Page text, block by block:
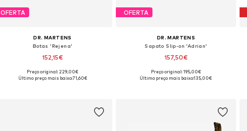
OFERTA
DR. MARTENS
Botas 'Rejena'
152,15€
Disponível em vários tamanhos
Preço original: 229,00€
Último preço mais baixo:71,60€
OFERTA
DR. MARTENS
Sapato Slip-on 'Adrian'
157,50€
Disponível em vários tamanhos
Preço original: 195,00€
Último preço mais baixo:135,00€